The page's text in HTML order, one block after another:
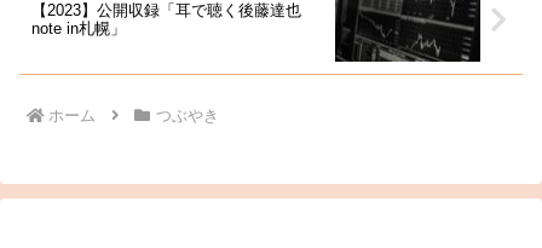
【2023】公開収録「耳で聴く後藤達也
note in札幌」
ホーム つぶやき